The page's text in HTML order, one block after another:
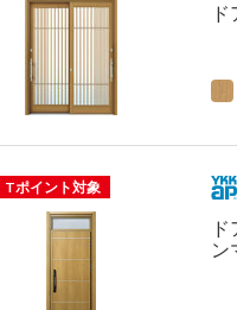
Tポイント対象
ン